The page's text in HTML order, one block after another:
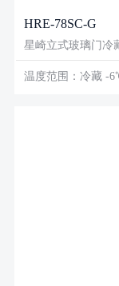
HRE-78SC-G
星崎立式玻璃门冷
温度范围：冷藏 -